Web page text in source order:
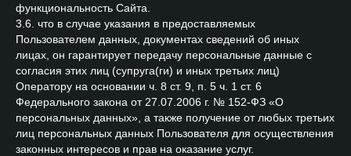
функциональность Сайта.
3.6. что в случае указания в предоставляемых
Пользователем данных, документах сведений об иных
лицах, он гарантирует передачу персональные данные с
согласия этих лиц (супруга(ги) и иных третьих лиц)
Оператору на основании ч. 8 ст. 9, п. 5 ч. 1 ст. 6
Федерального закона от 27.07.2006 г. № 152-ФЗ «О
персональных данных», а также получение от любых третьих
лиц персональных данных Пользователя для осуществления
законных интересов и прав на оказание услуг.